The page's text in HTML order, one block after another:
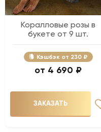
Коралловые розы в
букете от 9 шт.
Кэшбэк 230 ₽
4 690 ₽
ЗАКАЗАТЬ